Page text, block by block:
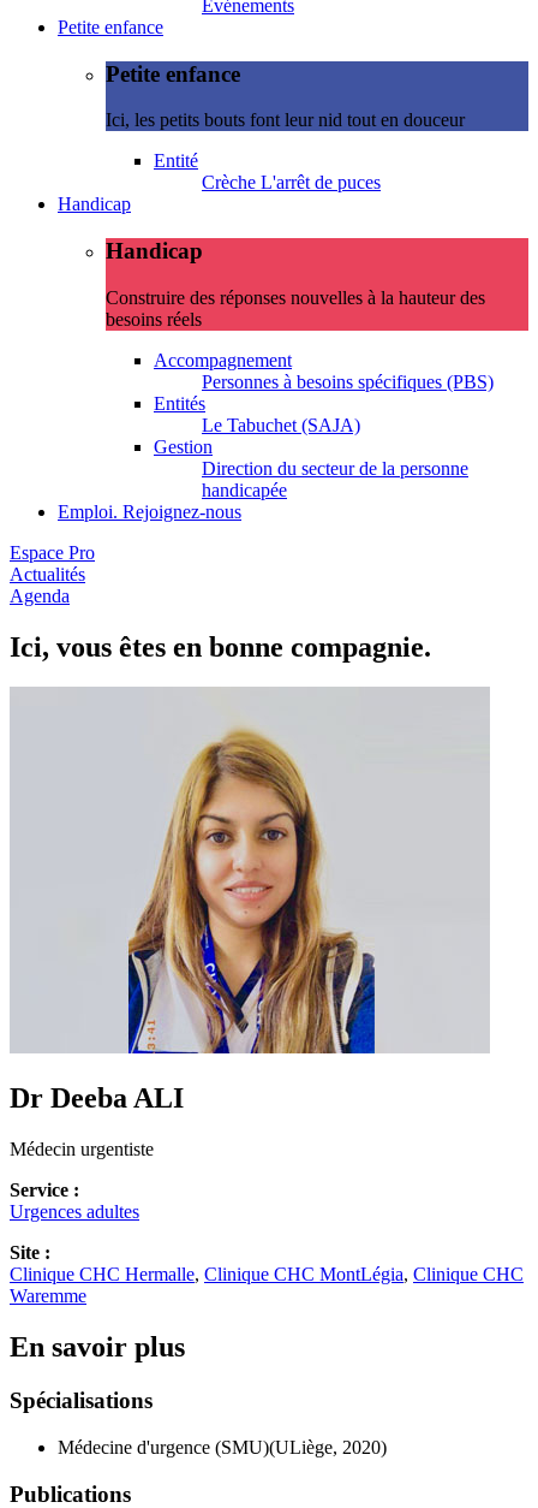
Evénements
Petite enfance
Petite enfance
Ici, les petits bouts font leur nid tout en douceur
Entité
Crèche L'arrêt de puces
Handicap
Handicap
Construire des réponses nouvelles à la hauteur des
besoins réels
Accompagnement
Personnes à besoins spécifiques (PBS)
Entités
Le Tabuchet (SAJA)
Gestion
Direction du secteur de la personne
handicapée
Emploi. Rejoignez-nous
Espace Pro
Actualités
Agenda
Ici, vous êtes en bonne compagnie.
Dr DeebaALI
Médecin urgentiste
Service :
Urgences adultes
Site :
Clinique CHC Hermalle, Clinique CHC MontLégia, Clinique CHC
Waremme
En savoir plus
Spécialisations
Médecine d'urgence (SMU)(ULiège, 2020)
Publications